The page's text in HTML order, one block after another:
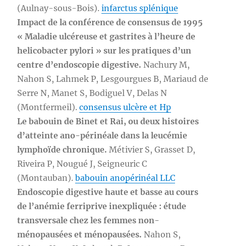
(Aulnay-sous-Bois).infarctus splénique
Impact de la conférence de consensus de 1995
« Maladie ulcéreuse et gastrites à l’heure de
helicobacter pylori » sur les pratiques d’un
centre d’endoscopie digestive. Nachury M,
Nahon S, Lahmek P, Lesgourgues B, Mariaud de
Serre N, Manet S, Bodiguel V, Delas N
(Montfermeil).consensus ulcère et Hp
Le babouin de Binet et Rai, ou deux histoires
d’atteinte ano-périnéale dans la leucémie
lymphoïde chronique. Métivier S, Grasset D,
Riveira P, Nougué J, Seigneuric C
(Montauban).babouin anopérinéal LLC
Endoscopie digestive haute et basse au cours
de l’anémie ferriprive inexpliquée : étude
transversale chez les femmes non-
ménopausées et ménopausées. Nahon S,